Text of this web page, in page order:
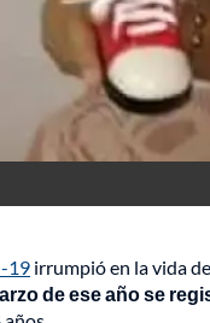
19 irrumpió en la vida
de ese año se